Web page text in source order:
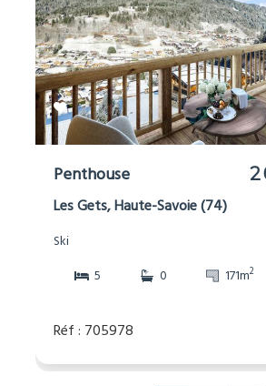
Penthouse 2
Les Gets, Haute-Savoie (74)
Ski
5
0 171m2
Réf : 705978